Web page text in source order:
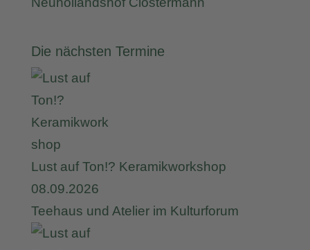
Die nächsten Termine
Lust auf Ton!? Keramikworkshop
08.09.2026
Teehaus und Atelier im Kulturforum